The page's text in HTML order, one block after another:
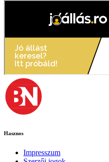
Hasznos
Impresszum